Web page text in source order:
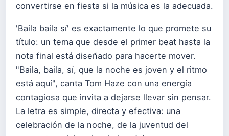
convertirse en fiesta si la música es la adecuada.
'Baila baila sí' es exactamente lo que promete su
título: un tema que desde el primer beat hasta la
nota final está diseñado para hacerte mover.
"Baila, baila, sí, que la noche es joven y el ritmo
está aquí", canta Tom Haze con una energía
contagiosa que invita a dejarse llevar sin pensar.
La letra es simple, directa y efectiva: una
celebración de la noche, de la juventud del